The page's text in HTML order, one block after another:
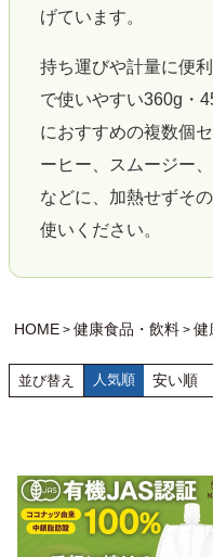
げています。
持ち運びや計量に便
で使いやすい360g・
におすすめの複数個
ーヒー、スムージー
などに、加熱せずそ
使いください。
HOME 健康食品・飲料 健
並び替え 人気順 安い順